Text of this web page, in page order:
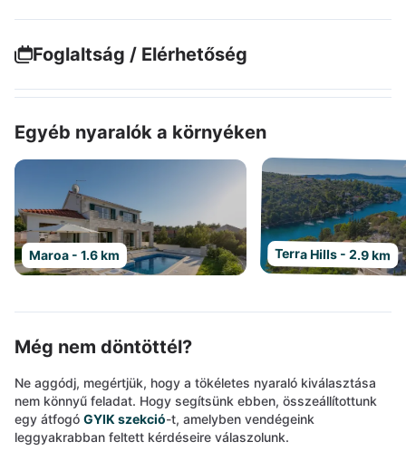
Foglaltság / Elérhetőség
Egyéb nyaralók a környéken
Maroa - 1.6 km Terra Hills - 2.9 km
Még nem döntöttél?
Ne aggódj, megértjük, hogy a tökéletes nyaraló kiválasztása
nem könnyű feladat. Hogy segítsünk ebben, összeállítottunk
egy átfogó GYIK szekció-t, amelyben vendégeink
leggyakrabban feltett kérdéseire válaszolunk.